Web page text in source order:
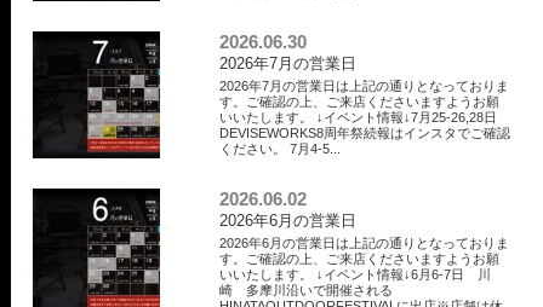
2026.06.30
2026年7月の営業日
2026年7月の営業日は上記の通りとなっておりま
す。ご確認の上、ご来店くださいますようお願
いいたします。 ↓イベント情報↓7月25-26,28日
DEVISEWORKS8周年祭続報はインスタでご確認
ください。 7月4-5...
2026.06.02
2026年6月の営業日
2026年6月の営業日は上記の通りとなっておりま
す。ご確認の上、ご来店くださいますようお願
いいたします。 ↓イベント情報↓6月6-7日 川
崎 多摩川沿いで開催される